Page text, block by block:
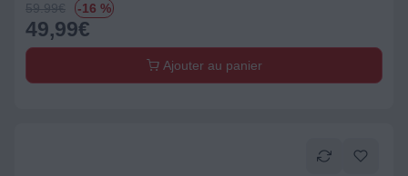
59.99€ -16 %
49,99€
Ajouter au panier